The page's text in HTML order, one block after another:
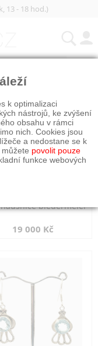
13 - 18 hod.)
biedermeier
19 000 Kč
k optimalizaci
nástrojů, ke zvýšení
obsahu v rámci
nich. Cookies jsou
a nedostane se k
povolit pouze
funkce webových